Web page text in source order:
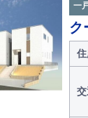
一
ク